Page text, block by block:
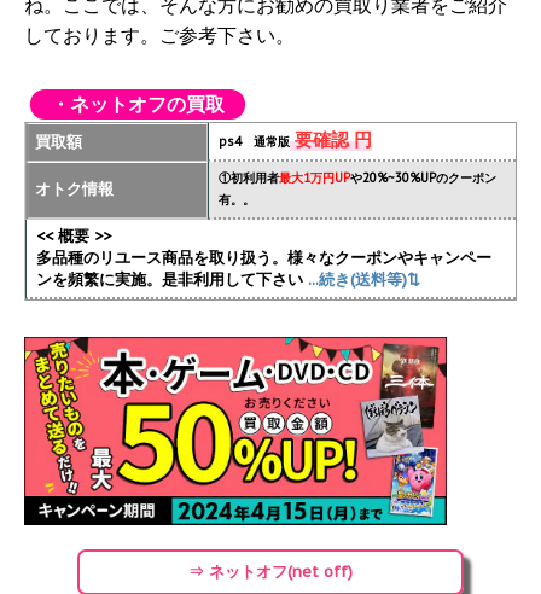
しております。ご参考下さい。
・ネットオフの買取
買取額 ps4 通常版要確認 円
オトク情報
①初利用者最大1万円UPや20%~30%UPのクーポン
有。。
<< 概要 >>
多品種のリユース商品を取り扱う。様々なクーポンやキャンペー
ンを頻繁に実施。是非利用して下さい ...続き(送料等)⇅
⇒ ネットオフ(net off)